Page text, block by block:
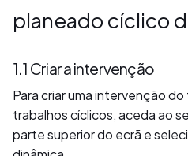
planeado cíclico
1.1 Criar a intervenção
Para criar uma intervenção
trabalhos cíclicos, aceda ao
parte superior do ecrã e